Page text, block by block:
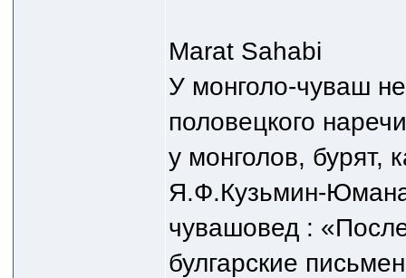
Marat Sahabi
У монголо-чуваш не
половецкого
у монголов, бурят,
Я.Ф.Кузьмин-
чувашовед :
булгарские